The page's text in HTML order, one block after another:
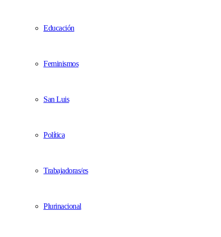
Educación
Feminismos
San Luis
Política
Trabajadoras/es
Plurinacional